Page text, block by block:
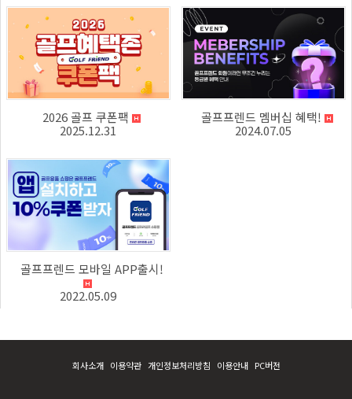
2026 골프 쿠폰팩
2025.12.31
골프프렌드 멤버십 혜택!
2024.07.05
골프프렌드 모바일 APP출시!
2022.05.09
회사소개 이용약관 개인정보처리방침 이용안내 PC버전